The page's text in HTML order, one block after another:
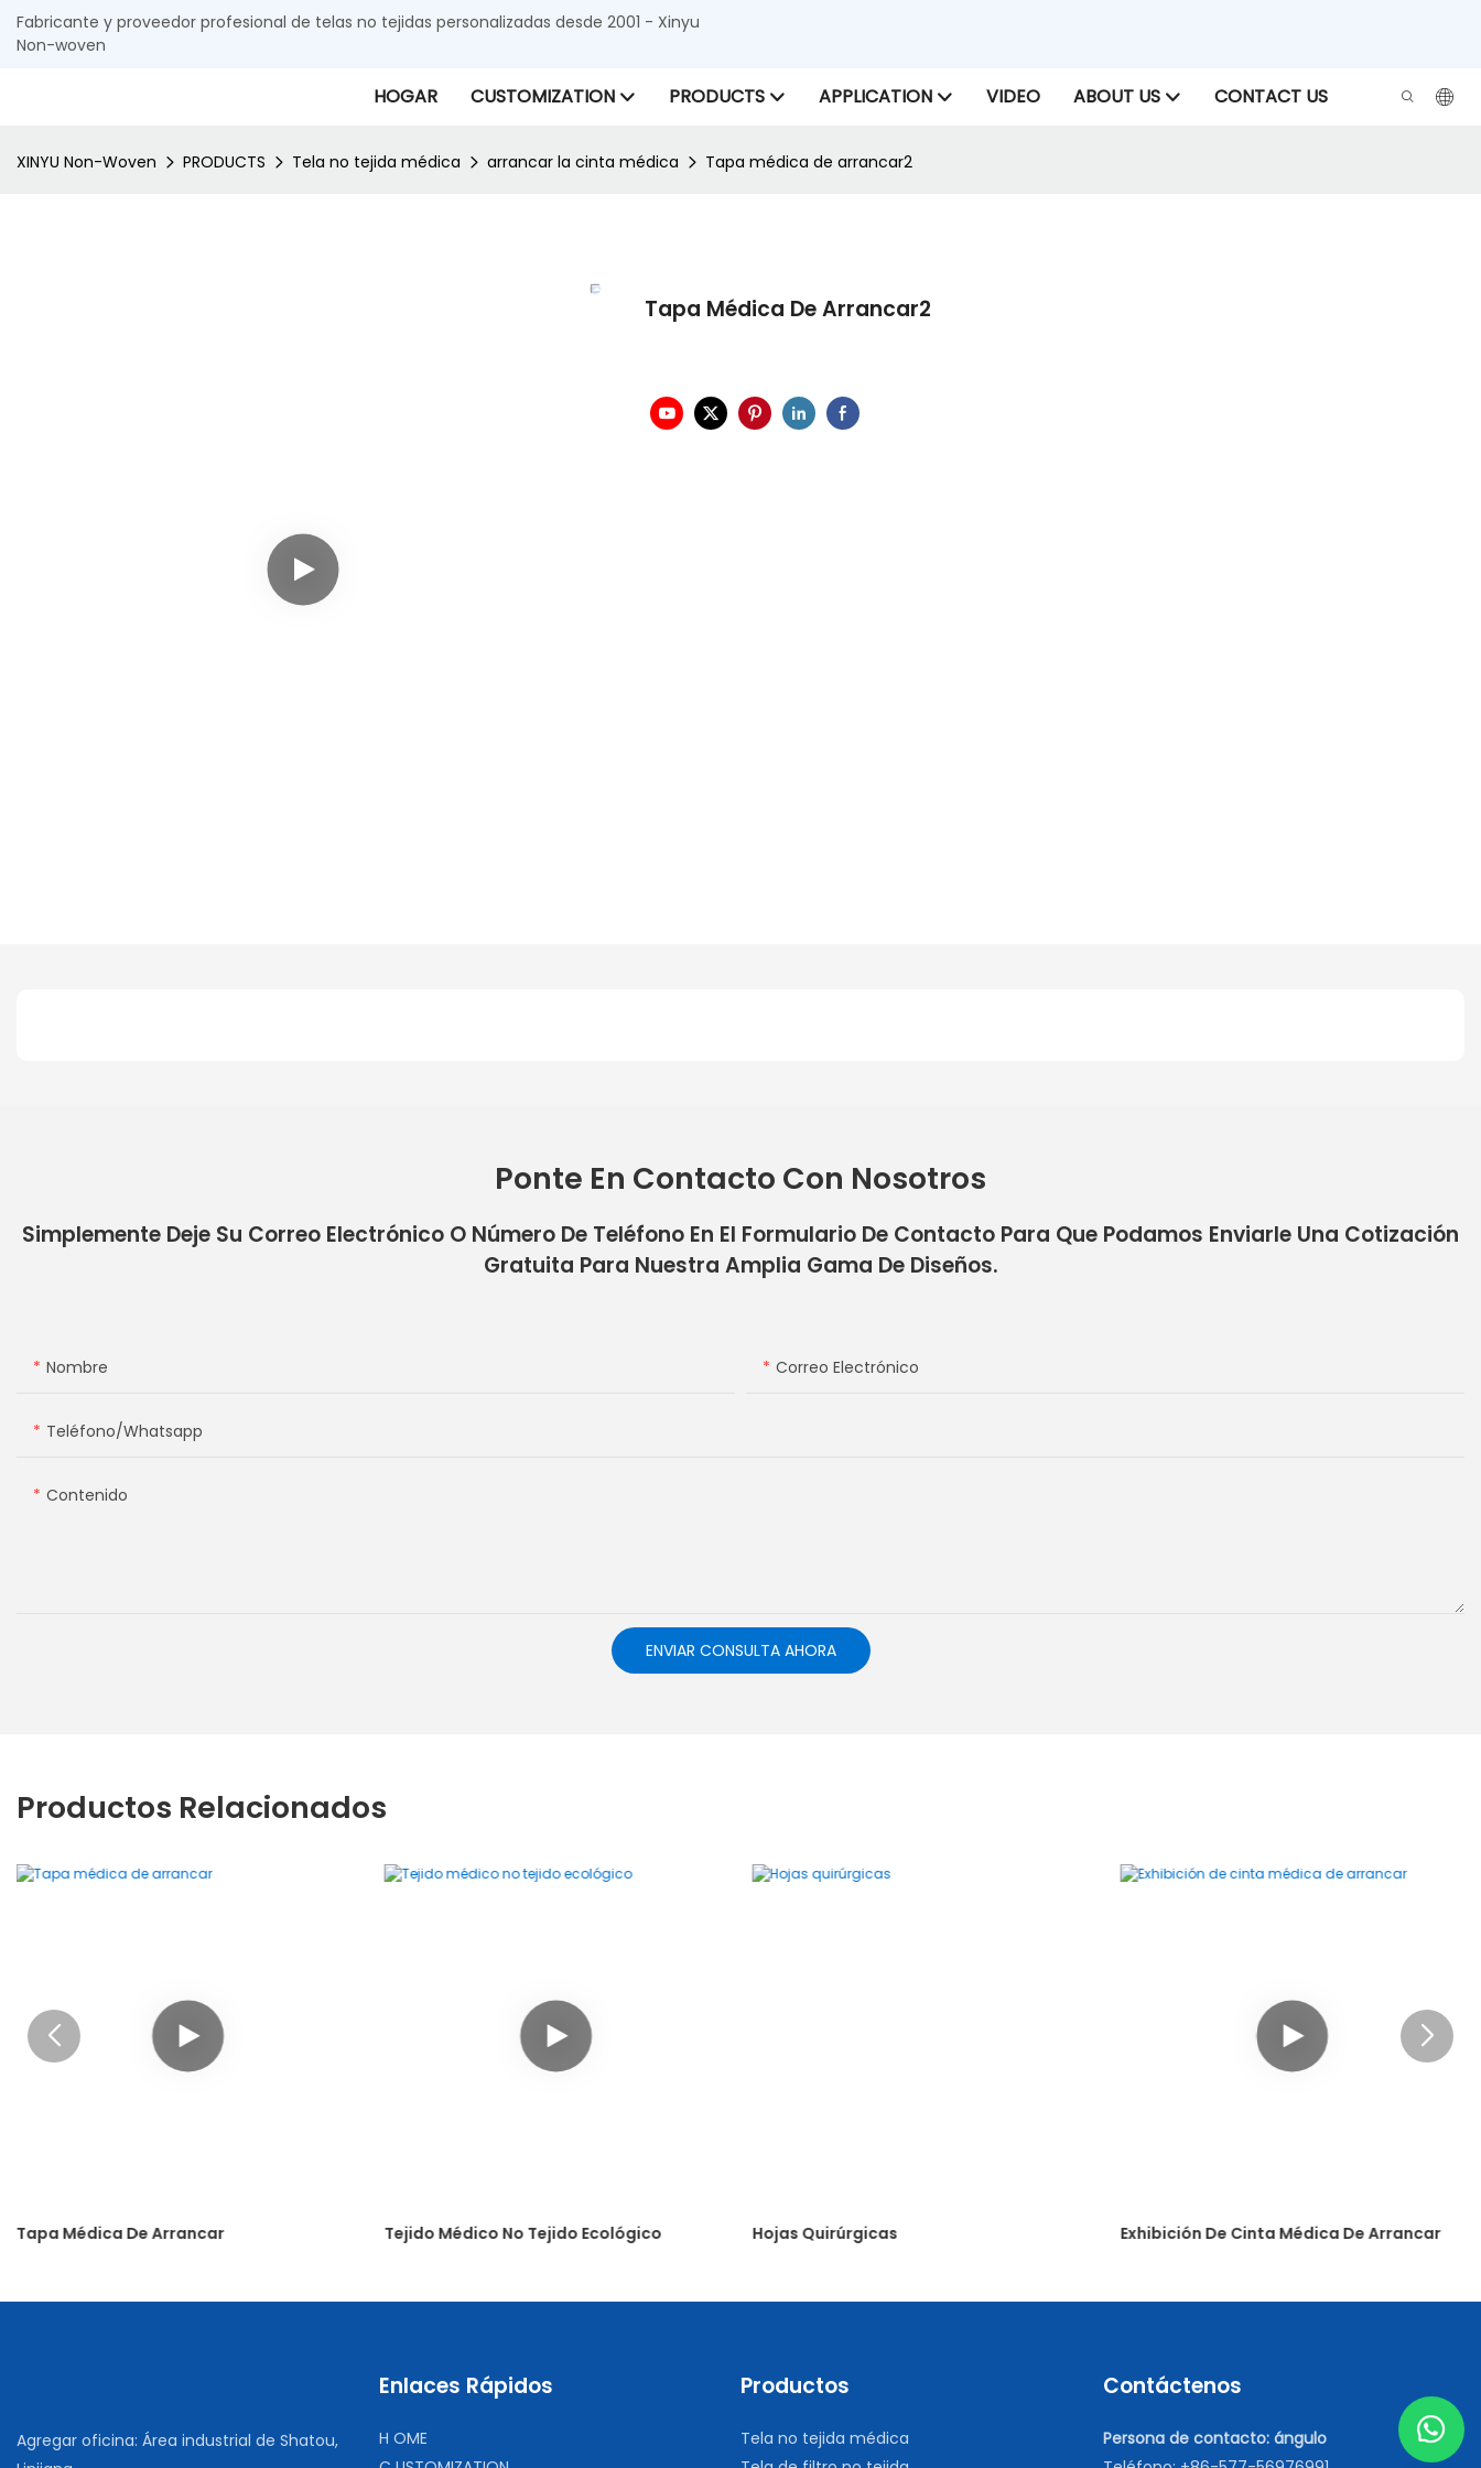
Fabricante y proveedor profesional de telas no tejidas personalizadas desde 2001 - Xinyu
Non-woven
HOGAR CUSTOMIZATION PRODUCTS APPLICATION VIDEO ABOUT US CONTACT US
XINYU Non-Woven PRODUCTS Tela no tejida médica arrancar la cinta médica Tapa médica de arrancar2
Tapa Médica De Arrancar2
Ponte En Contacto Con Nosotros
Simplemente Deje Su Correo Electrónico O Número De Teléfono En El Formulario De Contacto Para Que Podamos Enviarle Una Cotización
Gratuita Para Nuestra Amplia Gama De Diseños.
Nombre Correo Electrónico
Teléfono/whatsapp
Contenido
ENVIAR CONSULTA AHORA
Productos Relacionados
Tapa Médica De Arrancar Tejido Médico No Tejido Ecológico Hojas Quirúrgicas Exhibición De Cinta Médica De Arrancar
Agregar oficina: Área industrial de Shatou,
Enlaces Rápidos
H OME
Productos
Tela no tejida médica
Contáctenos
Persona de contacto: ángulo